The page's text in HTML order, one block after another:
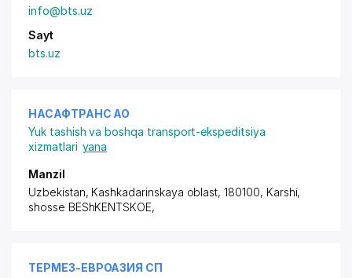
info@bts.uz
Sayt
bts.uz
НАСАФТРАНС АО
Yuk tashish va boshqa transport-ekspeditsiya
xizmatlari yana
Manzil
Uzbekistan, Kashkadarinskaya oblast, 180100, Karshi,
shosse BEShKENTSKOE,
ТЕРМЕЗ-ЕВРОАЗИЯ СП